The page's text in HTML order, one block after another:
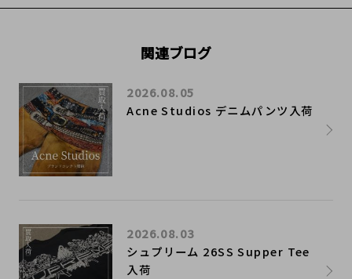
関連ブログ
Acne Studios デニムパンツ入荷
2026.08.05
シュプリーム 26SS Supper Tee
入荷
2026.08.03